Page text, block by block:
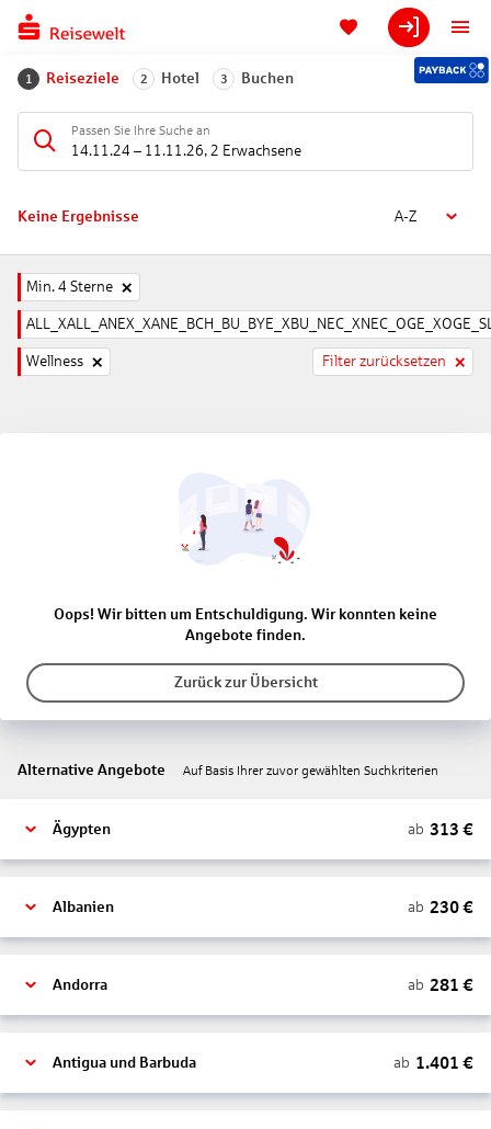
1 Reiseziele 2 Hotel 3 Buchen
Passen Sie Ihre Suche an
14.11.24 – 11.11.26, 2 Erwachsene
Keine Ergebnisse A-Z
Min. 4 Sterne
Wellness Filter zurücksetzen
Oops! Wir bitten um Entschuldigung. Wir konnten keine
Angebote finden.
Zurück zur Übersicht
Alternative Angebote Auf Basis Ihrer zuvor gewählten Suchkriterien
Ägypten ab 313 €
Albanien ab 230€
Andorra ab 281 €
Antigua und Barbuda ab 1.401 €